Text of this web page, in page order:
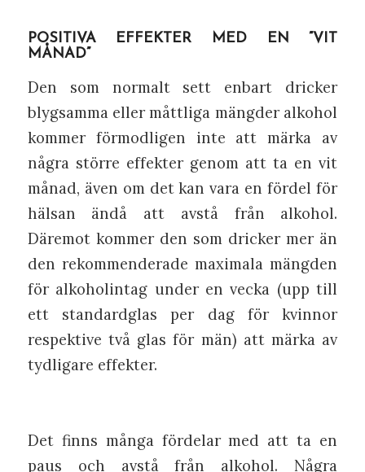
POSITIVA EFFEKTER MED EN ”VIT
MÅNAD”
Den som normalt sett enbart dricker
blygsamma eller måttliga mängder alkohol
kommer förmodligen inte att märka av
några större effekter genom att ta en vit
månad, även om det kan vara en fördel för
hälsan ändå att avstå från alkohol.
Däremot kommer den som dricker mer än
den rekommenderade maximala mängden
för alkoholintag under en vecka (upp till
ett standardglas per dag för kvinnor
respektive två glas för män) att märka av
tydligare effekter.
Det finns många fördelar med att ta en
paus och avstå från alkohol. Några